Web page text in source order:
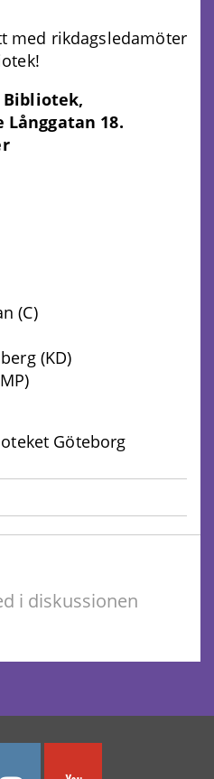
med rikdagsledamöter
Bibliotek,
Långgatan 18.
(C)
(KD)
Göteborg
i diskussionen